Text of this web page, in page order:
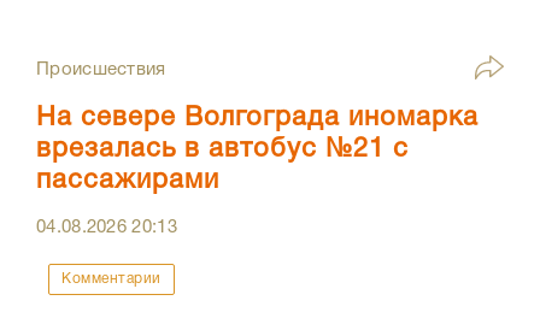
Происшествия
На севере Волгограда иномарка
врезалась в автобус №21 с
пассажирами
04.08.202620:13
Комментарии